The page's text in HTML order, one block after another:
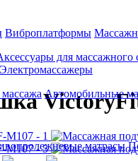
Виброплатформы
для массажного
Электромассажеры
Автомобильные
матрасы